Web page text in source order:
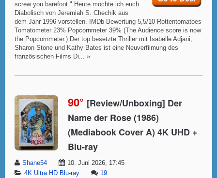
screw you barefoot." Heute möchte ich euch
Diabolisch von Jeremiah S. Chechik aus
dem Jahr 1996 vorstellen. IMDb-Bewertung 5,5/10 Rottentomatoes
Tomatometer 23% Popcornmeter 39% (The Audience score is now
the Popcornmeter.) Der top besetzte Thriller mit Isabelle Adjani,
Sharon Stone und Kathy Bates ist eine Neuverfilmung des
französischen Films Di... »
90° [Review/Unboxing] Der
Name der Rose (1986)
(Mediabook Cover A) 4K UHD +
Blu-ray
Shane54
10. Juni 2026, 17:45
4K Ultra HD Blu-ray
19